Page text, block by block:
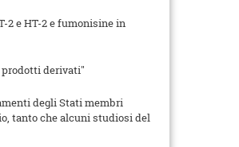
2 e HT-2 e fumonisine in
prodotti derivati"
degli Stati membri
tanto che alcuni studiosi del